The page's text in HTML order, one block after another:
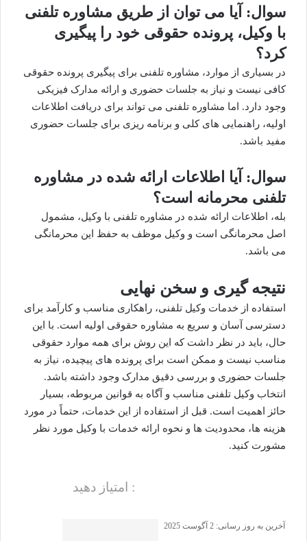
سوال: آیا می توان از طریق مشاوره تلفنی
با وکیل، پرونده حقوقی خود را پیگیری
کرد؟
در بسیاری از موارد، مشاوره تلفنی برای پیگیری پرونده حقوقی
کافی نیست و نیاز به جلسات حضوری و ارائه مدارک فیزیکی
وجود دارد. اما مشاوره تلفنی می تواند برای دریافت اطلاعات
اولیه، راهنمایی های کلی و برنامه ریزی برای جلسات حضوری
مفید باشد.
سوال: آیا اطلاعات ارائه شده در مشاوره
تلفنی محرمانه است؟
بله، اطلاعات ارائه شده در مشاوره تلفنی با وکیل، مشمول
اصل محرمانگی است و وکیل موظف به حفظ این محرمانگی
می باشد.
نتیجه گیری و سخن نهایی
استفاده از خدمات وکیل تلفنی، راهکاری مناسب و کارآمد برای
دسترسی آسان و سریع به مشاوره حقوقی اولیه است. با این
حال، باید در نظر داشت که این روش برای همه موارد حقوقی
مناسب نیست و ممکن است برای پرونده های پیچیده، نیاز به
جلسات حضوری و بررسی دقیق مدارک وجود داشته باشد.
انتخاب وکیل تلفنی مناسب و آگاه به قوانین مربوطه، بسیار
حائز اهمیت است. قبل از استفاده از این خدمات، حتماً در مورد
هزینه ها، محدودیت ها و نحوه ارائه خدمات با وکیل مورد نظر
مشورت کنید.
: امتیاز دهید
آخرین به روز رسانی: 2 آگوست 2025